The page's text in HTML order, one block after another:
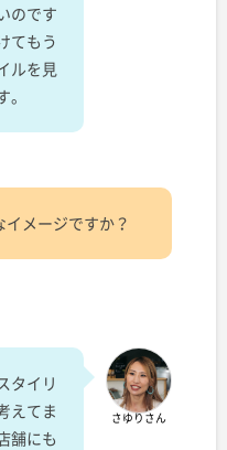
のです
てもう
ルを見
メージですか？
さゆりさん
タイリ
えてま
舗にも